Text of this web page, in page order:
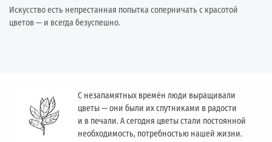
Искусство есть непрестанная попытка соперничать с красотой
цветов — и всегда безуспешно.
С незапамятных времён люди выращивали
цветы — они были их спутниками в радости
и в печали. А сегодня цветы стали постоянной
необходимость, потребностью нашей жизни.